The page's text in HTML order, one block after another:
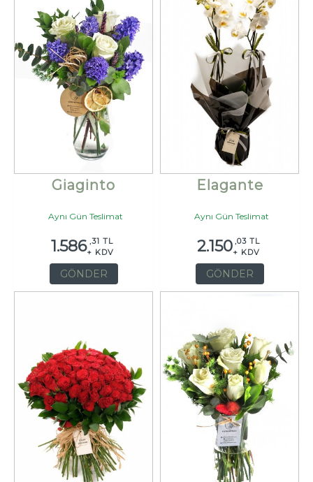
Giaginto
Aynı Gün Teslimat
1.586 ,31 TL
+ KDV
GÖNDER
Elagante
Aynı Gün Teslimat
2.150 ,03 TL
+ KDV
GÖNDER